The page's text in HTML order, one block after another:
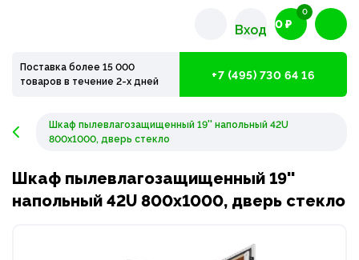
Вход 0 ₽
0
Поставка более 15 000
товаров в течение 2-х дней
+7 (495) 730 64 16
Шкаф пылевлагозащищенный 19'' напольный 42U
800х1000, дверь стекло
Шкаф пылевлагозащищенный 19''
напольный 42U 800х1000, дверь стекло